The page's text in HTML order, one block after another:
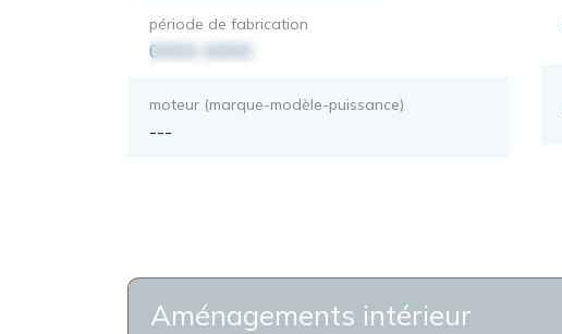
période de fabrication
0000-0000
moteur (marque-modèle-puissance)
---
Aménagements intérieur